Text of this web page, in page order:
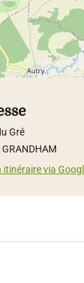
Gré
itinéraire via